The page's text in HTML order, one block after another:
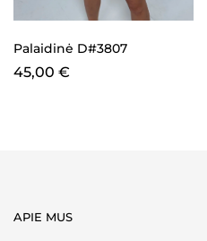
Palaidinė D#3807
45,00 €
APIE MUS